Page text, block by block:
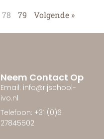
78 79 Volgende »
Neem Contact Op
Email: info@rijschool-
ivo.nl
Telefoon: +31 (0)6
27845502